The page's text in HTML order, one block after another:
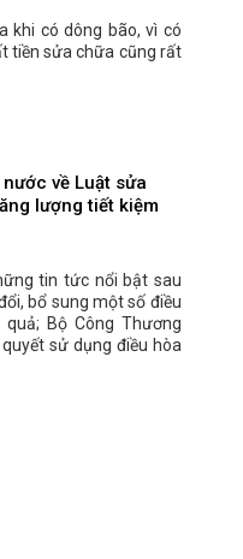
khi có dông bão, vì có
tiền sửa chữa cũng rất
nước về Luật sửa
lượng tiết kiệm
tin tức nổi bật sau
bổ sung một số điều
Bộ Công Thương
sử dụng điều hòa